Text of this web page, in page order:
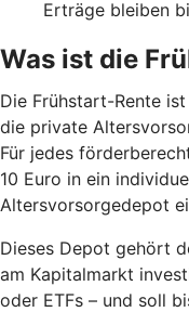
Erträge bleiben
Was ist die
Die Frühstart-Rente
die private
Für jedes
10 Euro in ein
Altersvorsorgedepot
Dieses Depot gehört
am Kapitalmarkt
oder ETFs – und soll